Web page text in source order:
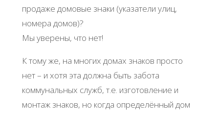
продаже домовые знаки (указатели улиц,
номера домов)?
Мы уверены, что нет!
К тому же, на многих домах знаков просто
нет – и хотя эта должна быть забота
коммунальных служб, т.е. изготовление и
монтаж знаков, но когда определённый дом